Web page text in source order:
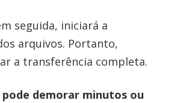
seguida, iniciará a
arquivos. Portanto,
a transferência completa.
pode demorar minutos ou